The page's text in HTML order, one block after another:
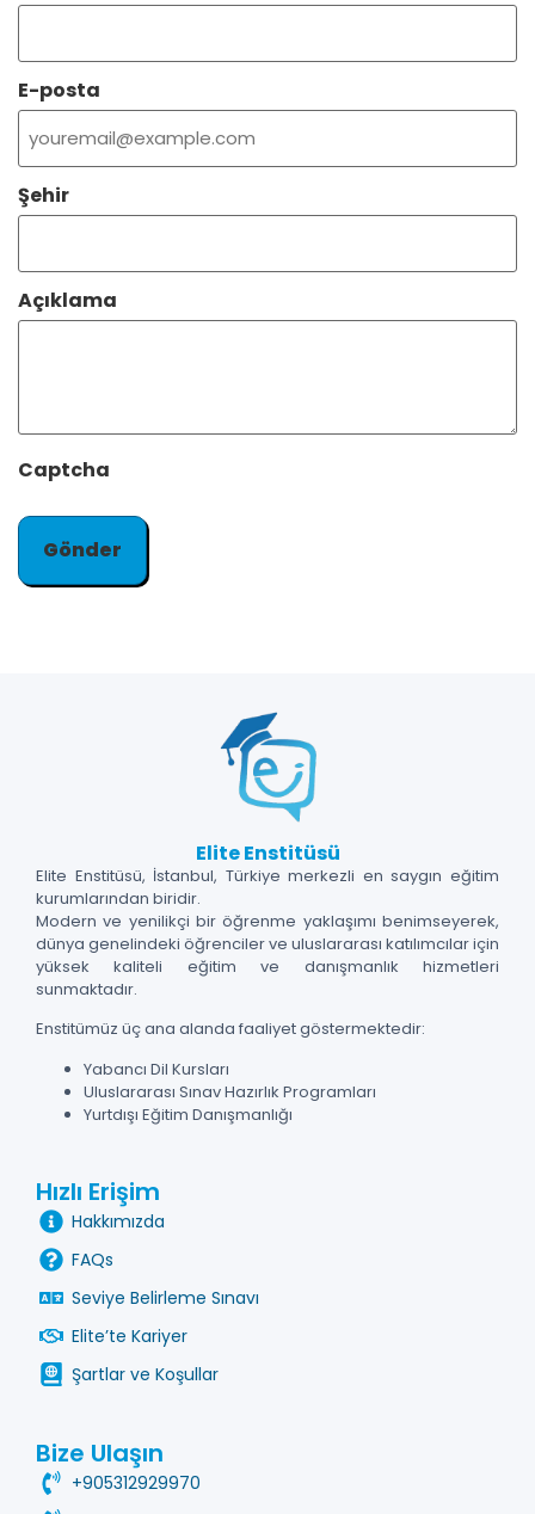
E-posta
Şehir
Açıklama
Captcha
Elite Enstitüsü
Elite Enstitüsü, İstanbul, Türkiye merkezli en saygın eğitim
kurumlarından biridir.
Modern ve yenilikçi bir öğrenme yaklaşımı benimseyerek,
dünya genelindeki öğrenciler ve uluslararası katılımcılar için
yüksek kaliteli eğitim ve danışmanlık hizmetleri
sunmaktadır.
Enstitümüz üç ana alanda faaliyet göstermektedir:
Yabancı Dil Kursları
Uluslararası Sınav Hazırlık Programları
Yurtdışı Eğitim Danışmanlığı
Hızlı Erişim
Hakkımızda
FAQs
Seviye Belirleme Sınavı
Elite’te Kariyer
Şartlar ve Koşullar
Bize Ulaşın
+905312929970